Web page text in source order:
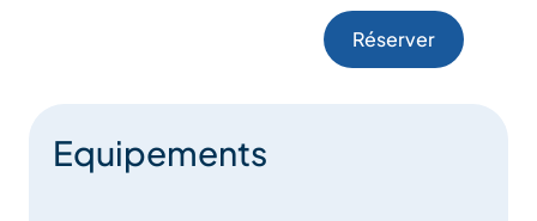
Réserver
Equipements